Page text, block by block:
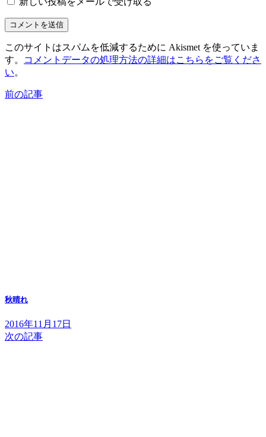
このサイトはスパムを低減するために Akismet を使っていま
す。
コメントデータの処理方法の詳細はこちらをご覧くださ
い。
前の記事
秋晴れ
2016年11月17日
次の記事